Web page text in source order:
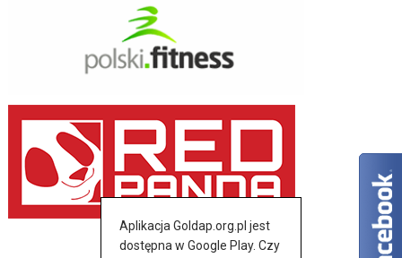
Aplikacja Goldap.org.pl jest
dostępna w Google Play. Czy